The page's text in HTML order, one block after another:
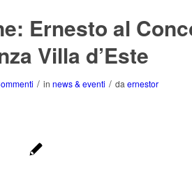
Ernesto al
Villa d’Este
/ in news & eventi / da ernestor